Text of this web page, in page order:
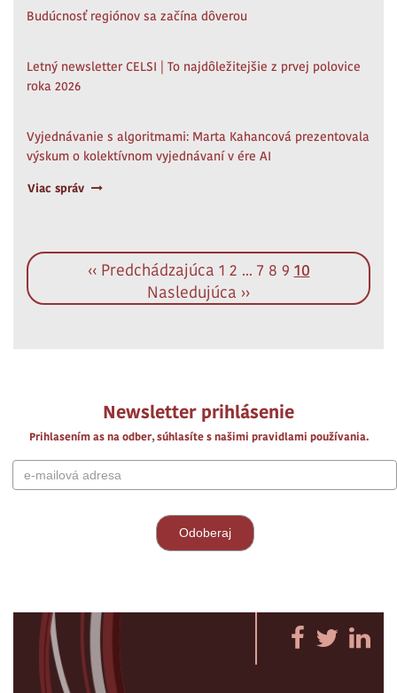
Budúcnosť regiónov sa začína dôverou
Letný newsletter CELSI | To najdôležitejšie z prvej polovice
roka 2026
Vyjednávanie s algoritmami: Marta Kahancová prezentovala
výskum o kolektívnom vyjednávaní v ére AI
Viac správ
‹‹ Predchádzajúca 1 2 ... 7 8 9 10
Nasledujúca ››
Newsletter prihlásenie
Prihlasením as na odber, súhlasíte s našimi pravidlami používania.